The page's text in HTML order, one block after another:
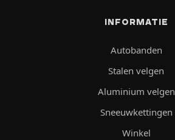
INFORMATIE
Autobanden
Stalen velgen
Aluminium velgen
Sneeuwkettingen
Winkel